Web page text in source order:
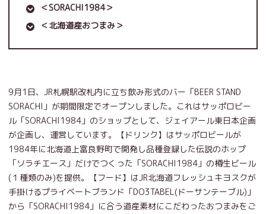
＜SORACHI1984＞
＜北海道産おつまみ＞
9月1日、JR札幌駅改札内に立ち飲み形式のバー「BEER STAND
SORACHI」が期間限定でオープンしました。これはサッポロビー
ル「SORACHI1984」のショップとして、ジェイアール東日本企画
が企画し、運営しています。【ドリンク】はサッポロビールが
1984年に北海道上富良野町で開発し品種登録した伝説のホップ
「ソラチエース」だけでつくった「SORACHI1984」の樽生ビール
(１種類のみ)を提供。【フード】はJR北海道フレッシュキヨスクが
手掛けるプライベートブランド「DO3TABEL(ドーサンテーブル)」
から「SORACHI1984」に合う道産素材にこだわったおつまみをご